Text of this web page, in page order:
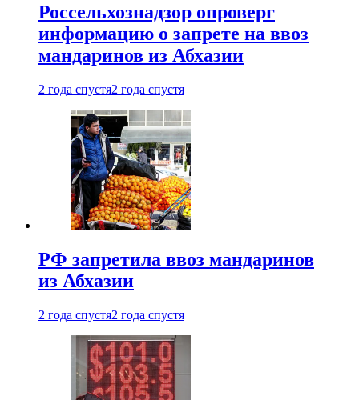
Россельхознадзор опроверг
информацию о запрете на ввоз
мандаринов из Абхазии
2 года спустя2 года спустя
РФ запретила ввоз мандаринов
из Абхазии
2 года спустя2 года спустя